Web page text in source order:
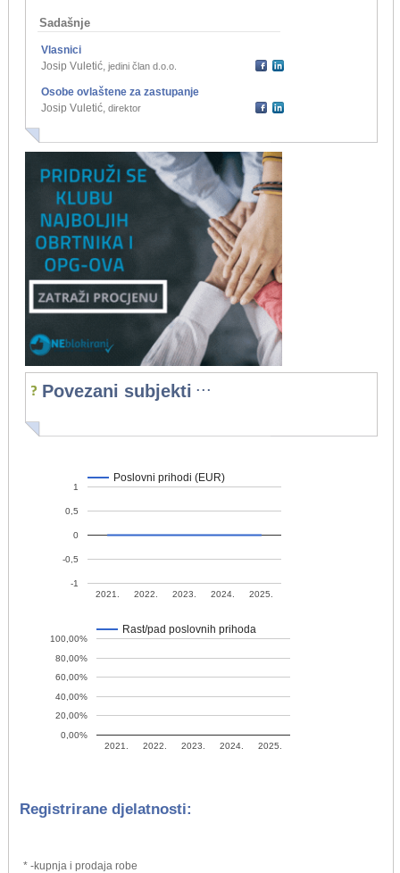
Sadašnje
Vlasnici
Josip Vuletić, jedini član d.o.o.
Osobe ovlaštene za zastupanje
Josip Vuletić, direktor
Povezani subjekti ...
Poslovni prihodi (EUR)
2021. 2022. 2023. 2024. 2025.
-1
-0,5
0
0,5
1
Rast/pad poslovnih prihoda
2021. 2022. 2023. 2024. 2025.
0,00%
20,00%
40,00%
60,00%
80,00%
100,00%
Registrirane djelatnosti:
* -kupnja i prodaja robe